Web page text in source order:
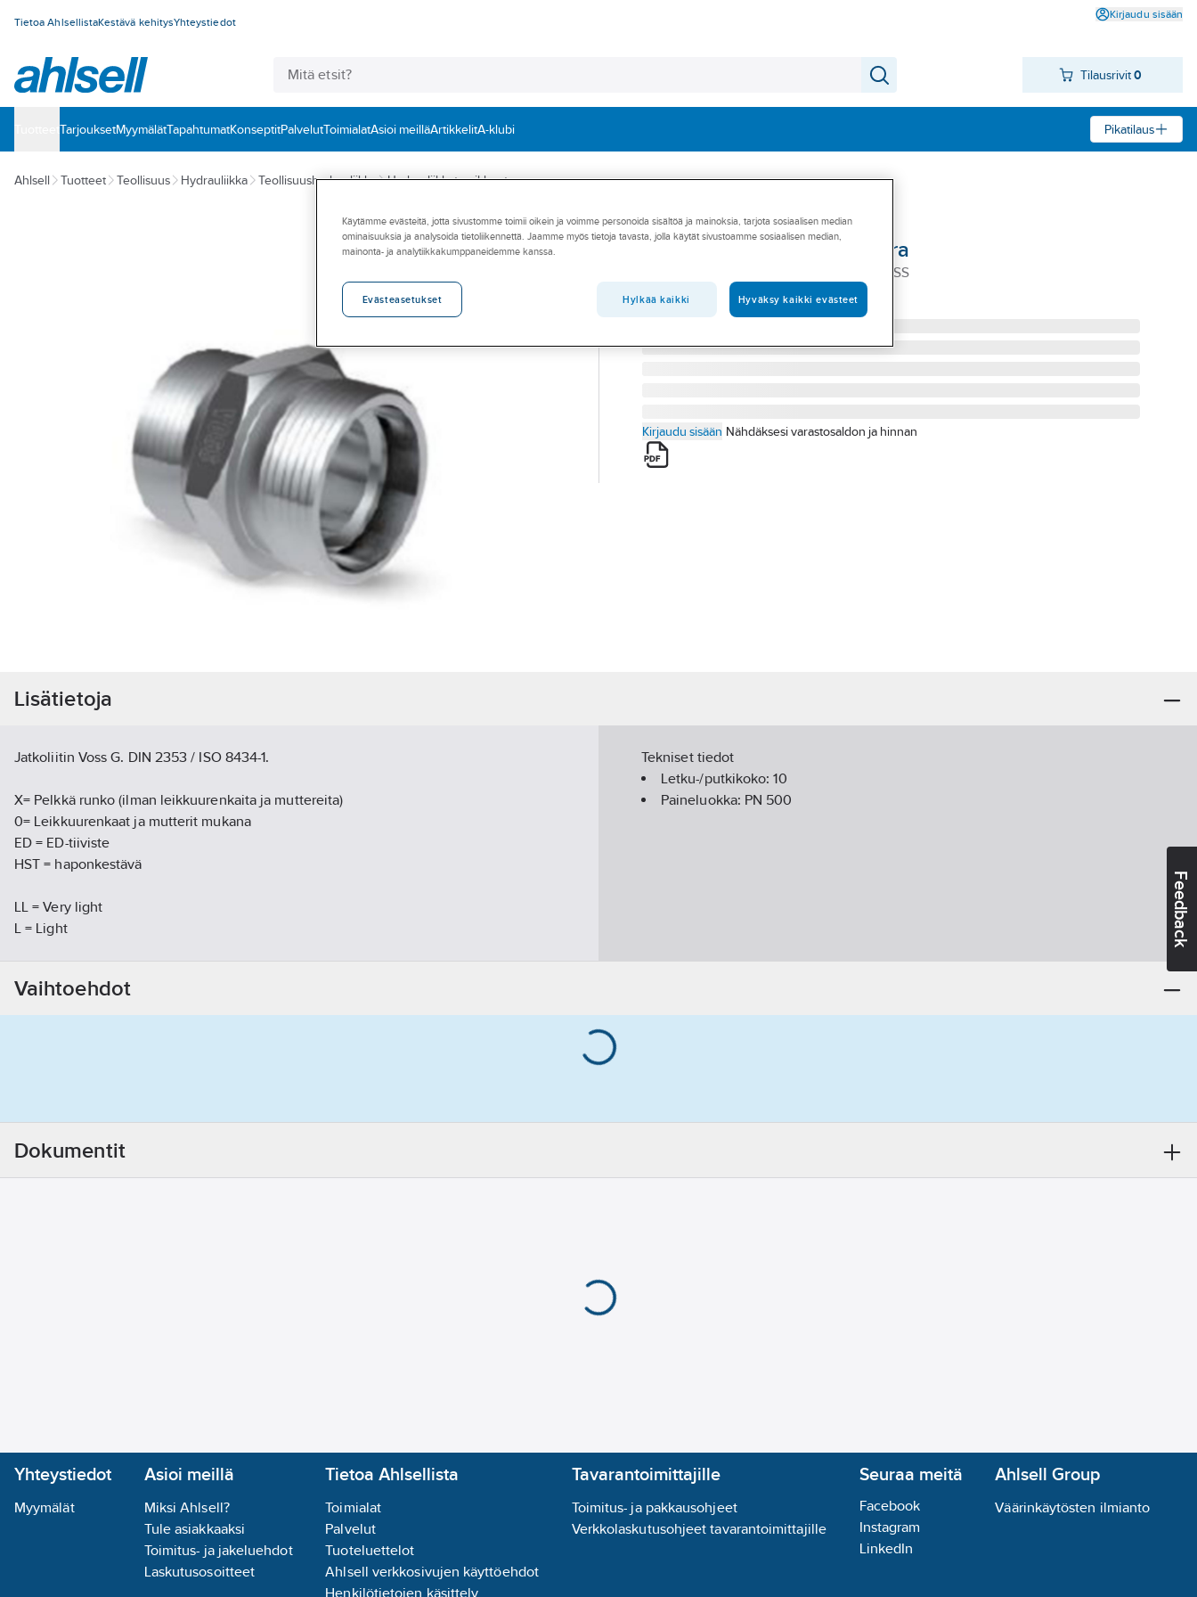
Tietoa AhlsellistaKestävä kehitysYhteystiedot
Kirjaudu sisään
Tilausrivit0
‎TarjouksetMyymälätTapahtumatKonseptitPalvelutToimialatAsioi meilläArtikkelitA-klubi Pikatilaus
Feedback
Ahlsell Tuotteet Teollisuus Hydrauliikka Teollisuushydrauliikka Hydrauliikkatarvikkeet
VOSS
Jatkoliitin Voss 24-S-...suora
JATKOLIITIN SUORA FE DH 24-DL-10 VOSS
T24003315
Toimittajan tuotenumero: 24-0DL-10
Kirjaudu sisään Nähdäksesi varastosaldon ja hinnan
Lisätietoja
Jatkoliitin Voss G. DIN 2353 / ISO 8434-1.
X= Pelkkä runko (ilman leikkuurenkaita ja muttereita)
0= Leikkuurenkaat ja mutterit mukana
ED = ED-tiiviste
HST = haponkestävä
LL = Very light
L = Light
Toimittajan tuotenumero:
Materiaaliluokka K2432A
Tekniset tiedot
Letku-/putkikoko:10
Paineluokka: PN 500
Vaihtoehdot
Dokumentit
Yhteystiedot
Myymälät
Asioi meillä
Miksi Ahlsell?
Tule asiakkaaksi
Toimitus- ja jakeluehdot
Laskutusosoitteet
Tietoa Ahlsellista
Toimialat
Palvelut
Tuoteluettelot
Ahlsell verkkosivujen käyttöehdot
Henkilötietojen käsittely
Tavarantoimittajille
Toimitus- ja pakkausohjeet
Verkkolaskutusohjeet tavarantoimittajille
Seuraa meitä
Facebook
Instagram
LinkedIn
Ahlsell Group
Väärinkäytösten ilmianto
Käytämme evästeitä, jotta sivustomme toimii oikein ja voimme personoida sisältöä ja mainoksia, tarjota sosiaalisen median
ominaisuuksia ja analysoida tietoliikennettä. Jaamme myös tietoja tavasta, jolla käytät sivustoamme sosiaalisen median,
mainonta- ja analytiikkakumppaneidemme kanssa.
Evästeasetukset Hylkää kaikki Hyväksy kaikki evästeet